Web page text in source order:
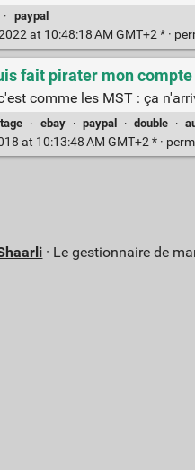
· paypal
at 10:48:18 AM GMT+2 * ·
fait pirater mon
comme les MST : ça
· ebay · paypal · double ·
at 10:13:48 AM GMT+2 * ·
· Le gestionnaire de